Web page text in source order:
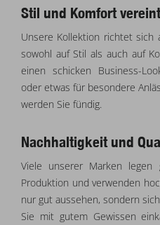
Stil und Komfort vereint
Unsere Kollektion richtet sich
sowohl auf Stil als auch auf
einen schicken Business-
oder etwas für besondere
werden Sie fündig.
Nachhaltigkeit und
Viele unserer Marken legen
Produktion und verwenden
nur gut aussehen, sondern
Sie mit gutem Gewissen